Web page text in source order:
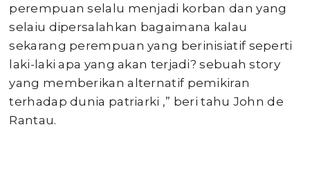
perempuan selalu menjadi korban dan yang
selaiu dipersalahkan bagaimana kalau
sekarang perempuan yang berinisiatif seperti
laki-laki apa yang akan terjadi? sebuah story
yang memberikan alternatif pemikiran
terhadap dunia patriarki ,” beri tahu John de
Rantau.